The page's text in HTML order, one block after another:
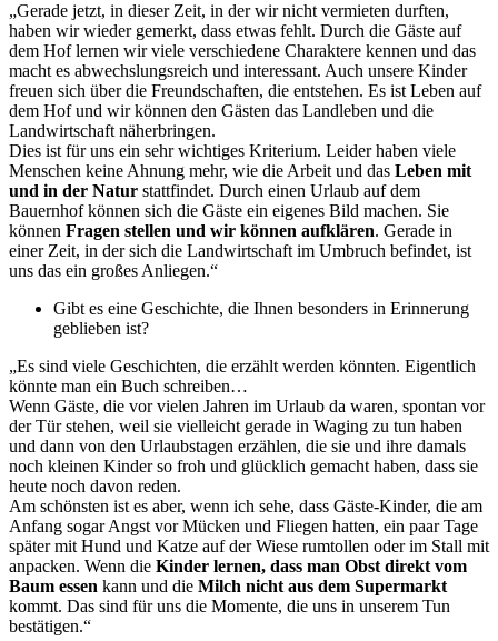
„Gerade jetzt, in dieser Zeit, in der wir nicht vermieten durften,
haben wir wieder gemerkt, dass etwas fehlt. Durch die Gäste auf
dem Hof lernen wir viele verschiedene Charaktere kennen und das
macht es abwechslungsreich und interessant. Auch unsere Kinder
freuen sich über die Freundschaften, die entstehen. Es ist Leben auf
dem Hof und wir können den Gästen das Landleben und die
Landwirtschaft näherbringen.
Dies ist für uns ein sehr wichtiges Kriterium. Leider haben viele
Menschen keine Ahnung mehr, wie die Arbeit und das Leben mit
und in der Natur stattfindet. Durch einen Urlaub auf dem
Bauernhof können sich die Gäste ein eigenes Bild machen. Sie
können Fragen stellen und wir können aufklären. Gerade in
einer Zeit, in der sich die Landwirtschaft im Umbruch befindet, ist
uns das ein großes Anliegen.“
Gibt es eine Geschichte, die Ihnen besonders in Erinnerung
geblieben ist?
„Es sind viele Geschichten, die erzählt werden könnten. Eigentlich
könnte man ein Buch schreiben…
Wenn Gäste, die vor vielen Jahren im Urlaub da waren, spontan vor
der Tür stehen, weil sie vielleicht gerade in Waging zu tun haben
und dann von den Urlaubstagen erzählen, die sie und ihre damals
noch kleinen Kinder so froh und glücklich gemacht haben, dass sie
heute noch davon reden.
Am schönsten ist es aber, wenn ich sehe, dass Gäste-Kinder, die am
Anfang sogar Angst vor Mücken und Fliegen hatten, ein paar Tage
später mit Hund und Katze auf der Wiese rumtollen oder im Stall mit
anpacken. Wenn die Kinder lernen, dass man Obst direkt vom
Baum essen kann und die Milch nicht aus dem Supermarkt
kommt. Das sind für uns die Momente, die uns in unserem Tun
bestätigen.“